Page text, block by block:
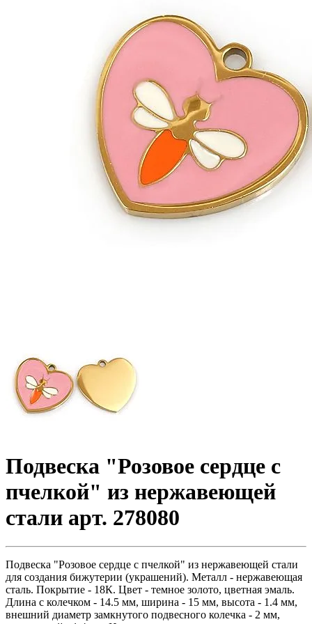
Подвеска "Розовое сердце с
пчелкой" из нержавеющей
стали арт. 278080
Подвеска "Розовое сердце с пчелкой" из нержавеющей стали
для создания бижутерии (украшений). Металл - нержавеющая
сталь. Покрытие - 18К. Цвет - темное золото, цветная эмаль.
Длина с колечком - 14.5 мм, ширина - 15 мм, высота - 1.4 мм,
внешний диаметр замкнутого подвесного колечка - 2 мм,